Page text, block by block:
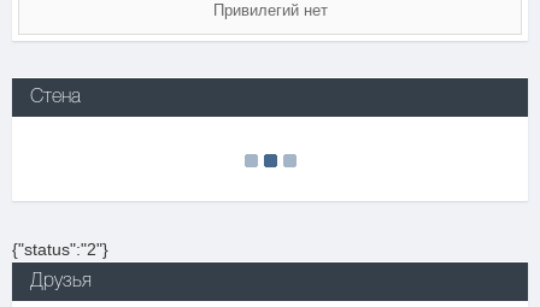
Привилегий нет
Стена
{"status":"2"}
Друзья